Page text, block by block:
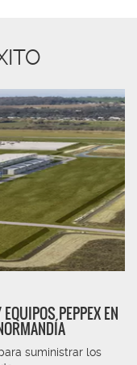
PEPPEX EN
suministrar los